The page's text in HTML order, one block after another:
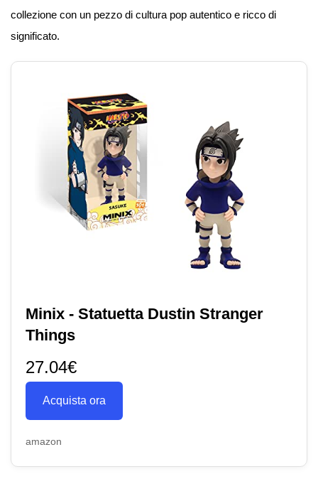
collezione con un pezzo di cultura pop autentico e ricco di
significato.
Minix - Statuetta Dustin Stranger
Things
27.04€
Acquista ora
amazon